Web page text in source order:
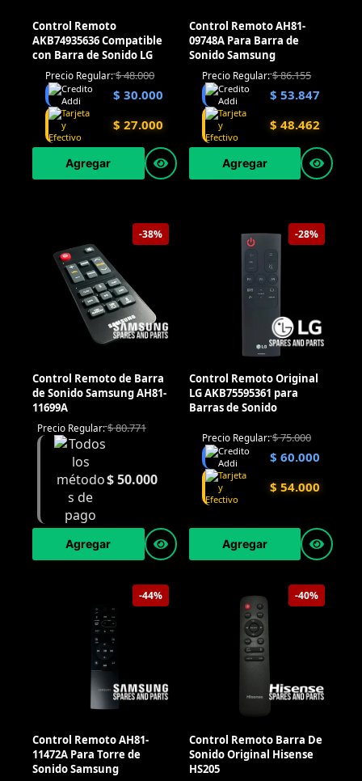
Control Remoto
AKB74935636 Compatible
con Barra de Sonido LG
Precio Regular:$48.000
$ 30.000
$ 27.000
Agregar
Control Remoto AH81-
09748A Para Barra de
Sonido Samsung
Precio Regular:$86.155
$ 53.847
$ 48.462
Agregar
-38%
Control Remoto de Barra
de Sonido Samsung AH81-
11699A
Precio Regular:$80.771
$50.000
Agregar
-28%
Control Remoto Original
LG AKB75595361 para
Barras de Sonido
Precio Regular:$75.000
$ 60.000
$ 54.000
Agregar
-44%
Control Remoto AH81-
11472A Para Torre de
Sonido Samsung
-40%
Control Remoto Barra De
Sonido Original Hisense
HS205